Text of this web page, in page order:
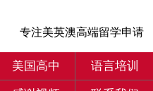
专注美英澳高端留学申请
美国高中 语言培训